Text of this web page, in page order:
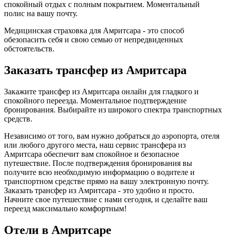
спокойный отдых с полным покрытием. Моментальный
полис на вашу почту.
Медицинская страховка для Амритсара - это способ
обезопасить себя и свою семью от непредвиденных
обстоятельств.
Заказать трансфер из Амритсара
Закажите трансфер из Амритсара онлайн для гладкого и
спокойного переезда. Моментальное подтверждение
бронирования. Выбирайте из широкого спектра транспортных
средств.
Независимо от того, вам нужно добраться до аэропорта, отеля
или любого другого места, наш сервис трансфера из
Амритсара обеспечит вам спокойное и безопасное
путешествие. После подтверждения бронирования вы
получите всю необходимую информацию о водителе и
транспортном средстве прямо на вашу электронную почту.
Заказать трансфер из Амритсара - это удобно и просто.
Начните свое путешествие с нами сегодня, и сделайте ваш
переезд максимально комфортным!
Отели в Амритсаре